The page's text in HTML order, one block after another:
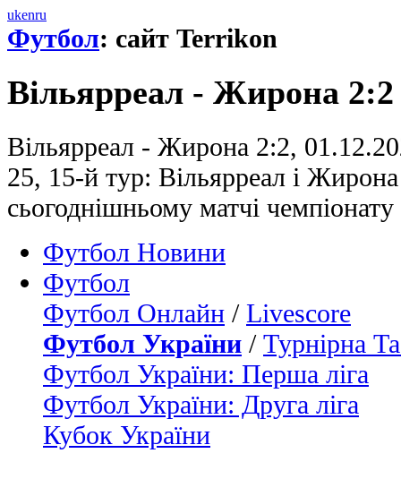
ukenru
Футбол: сайт Terrikon
Вільярреал - Жирона 2:2
Вільярреал - Жирона 2:2,
25, 15-й тур: Вільярреал і
сьогоднішньому матчі
Футбол Новини
Футбол
Футбол Онлайн / Livescore
Футбол України / Турнірна
Футбол України: Перша ліга
Футбол України: Друга ліга
Кубок України